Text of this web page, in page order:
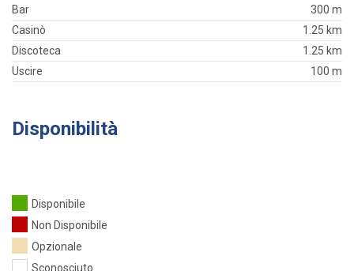
Bar
300 m
Casinò
1.25 km
Discoteca
1.25 km
Uscire
100 m
Disponibilità
Disponibile
Non Disponibile
Opzionale
Sconosciuto